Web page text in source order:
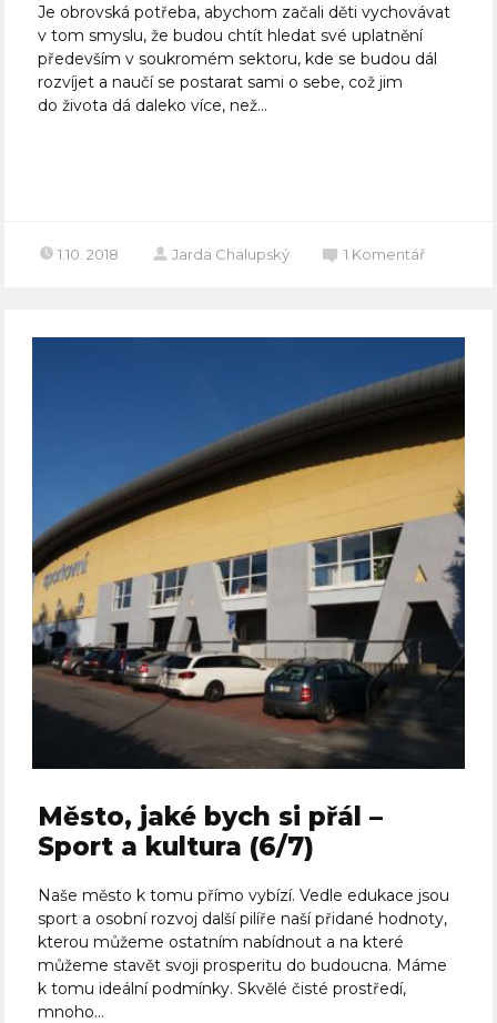
Je obrovská potřeba, abychom začali děti vychovávat
v tom smyslu, že budou chtít hledat své uplatnění
především v soukromém sektoru, kde se budou dál
rozvíjet a naučí se postarat sami o sebe, což jim
do života dá daleko více, než...
1.10. 2018 Jarda Chalupský 1 Komentář
Město, jaké bych si přál –
Sport a kultura (6/7)
Naše město k tomu přímo vybízí. Vedle edukace jsou
sport a osobní rozvoj další pilíře naší přidané hodnoty,
kterou můžeme ostatním nabídnout a na které
můžeme stavět svoji prosperitu do budoucna. Máme
k tomu ideální podmínky. Skvělé čisté prostředí,
mnoho...